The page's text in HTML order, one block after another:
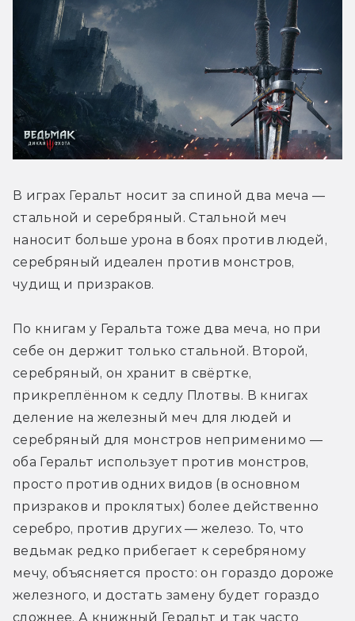
В играх Геральт носит за спиной два меча —
стальной и серебряный. Стальной меч
наносит больше урона в боях против людей,
серебряный идеален против монстров,
чудищ и призраков.
По книгам у Геральта тоже два меча, но при
себе он держит только стальной. Второй,
серебряный, он хранит в свёртке,
прикреплённом к седлу Плотвы. В книгах
деление на железный меч для людей и
серебряный для монстров неприменимо —
оба Геральт использует против монстров,
просто против одних видов (в основном
призраков и проклятых) более действенно
серебро, против других — железо. То, что
ведьмак редко прибегает к серебряному
мечу, объясняется просто: он гораздо дороже
железного, и достать замену будет гораздо
сложнее. А книжный Геральт и так часто